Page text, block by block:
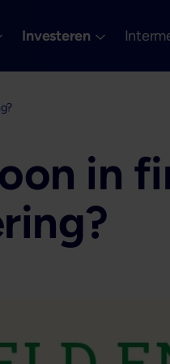
Investeren
in